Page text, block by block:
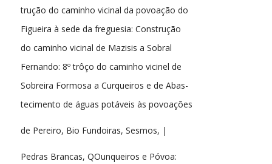
trução do caminho vicinal da povoação do
Figueira à sede da freguesia: Construção
do caminho vicinal de Mazisis a Sobral
Fernando: 8º trôço do caminho vicinel de
Sobreira Formosa a Curqueiros e de Abas-
tecimento de águas potáveis às povoações
de Pereiro, Bio Fundoiras, Sesmos, |
Pedras Brancas, QOunqueiros e Póvoa: